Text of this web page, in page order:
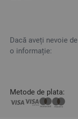
Dacă aveți nevoie de
o informație:
Metode de plata: